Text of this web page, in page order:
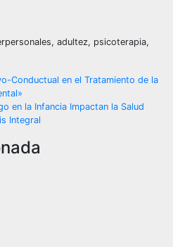
adultez, psicoterapia,
Conductual en el Tratamiento de la
en la Infancia Impactan la Salud
Integral